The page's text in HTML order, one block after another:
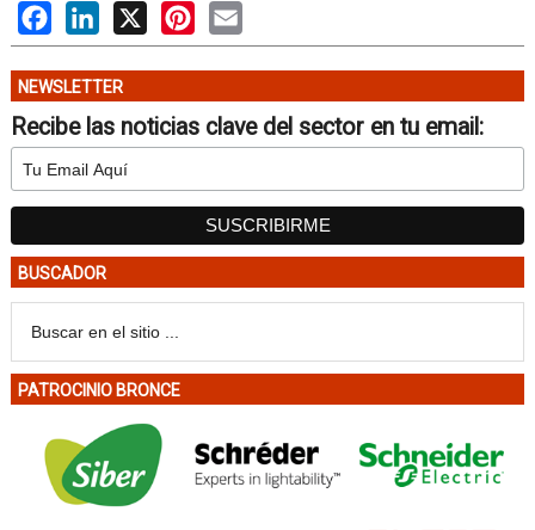
FacebookLinkedIn
X PinterestEmail
NEWSLETTER
Recibe las noticias clave del sector en tu email:
BUSCADOR
PATROCINIO BRONCE